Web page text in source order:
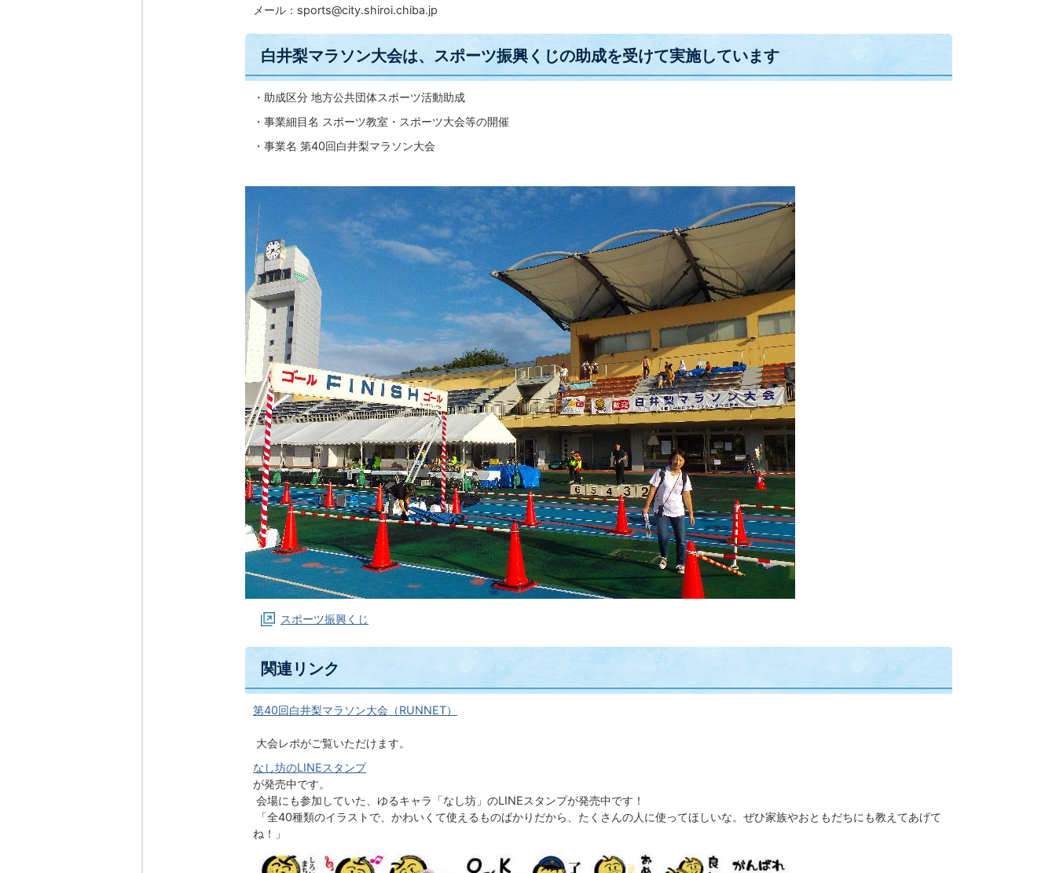
メール：sports@city.shiroi.chiba.jp
白井梨マラソン大会は、スポーツ振興くじの助成を受けて実施しています
・助成区分 地方公共団体スポーツ活動助成
・事業細目名 スポーツ教室・スポーツ大会等の開催
・事業名 第40回白井梨マラソン大会
スポーツ振興くじ
関連リンク
第40回白井梨マラソン大会（RUNNET）
大会レポがご覧いただけます。
なし坊のLINEスタンプ
が発売中です。
会場にも参加していた、ゆるキャラ「なし坊」のLINEスタンプが発売中です！
「全40種類のイラストで、かわいくて使えるものばかりだから、たくさんの人に使ってほしいな。ぜひ家族やおともだちにも教えてあげて
ね！」